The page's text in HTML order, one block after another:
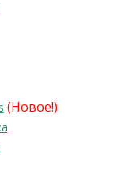
(Новое!)